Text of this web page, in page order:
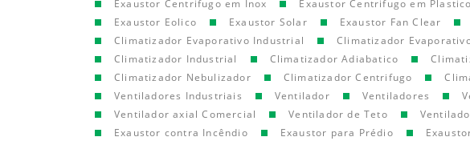
Exaustor Centrifugo em Inox
Exaustor Centrifugo em Plastico
Exaustor Eolico
Exaustor Solar Exaustor Fan Clear
Climatizador Evaporativo Industrial
Climatizador
Climatizador Industrial
Climatizador Adiabatico
Climatizador Nebulizador
Climatizador Centrifugo
Ventiladores Industriais
Ventilador Ventiladores
Ventilador axial Comercial
Ventilador de Teto
Exaustor contra Incêndio
Exaustor para Prédio